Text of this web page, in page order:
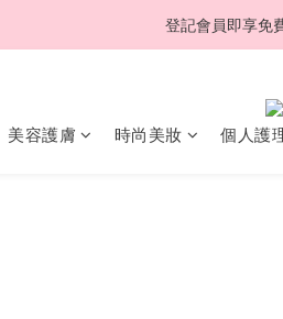
登記會員即享免
美容護膚 時尚美妝 個人護